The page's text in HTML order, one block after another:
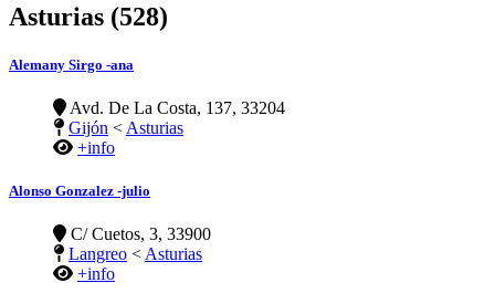
Asturias (528)
Alemany Sirgo -ana
Avd. De La Costa, 137, 33204
Gijón < Asturias
+info
Alonso Gonzalez -julio
C/ Cuetos, 3, 33900
Langreo <Asturias
+info